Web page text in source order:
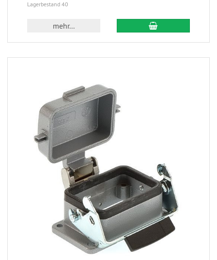
Lagerbestand 40
mehr...